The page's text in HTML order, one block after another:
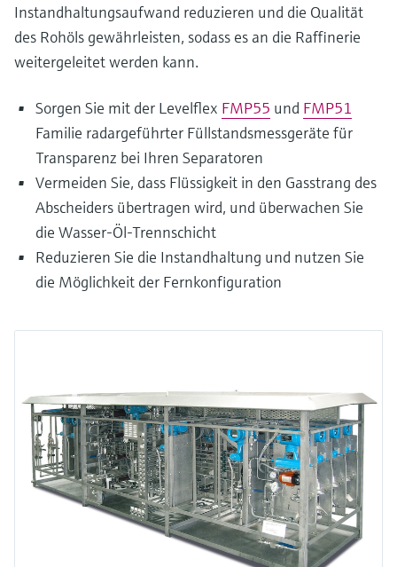
Instandhaltungsaufwand reduzieren und die Qualität
des Rohöls gewährleisten, sodass es an die Raffinerie
weitergeleitet werden kann.
Sorgen Sie mit der Levelflex FMP55 und FMP51
Familie radargeführter Füllstandsmessgeräte für
Transparenz bei Ihren Separatoren
Vermeiden Sie, dass Flüssigkeit in den Gasstrang des
Abscheiders übertragen wird, und überwachen Sie
die Wasser-Öl-Trennschicht
Reduzieren Sie die Instandhaltung und nutzen Sie
die Möglichkeit der Fernkonfiguration